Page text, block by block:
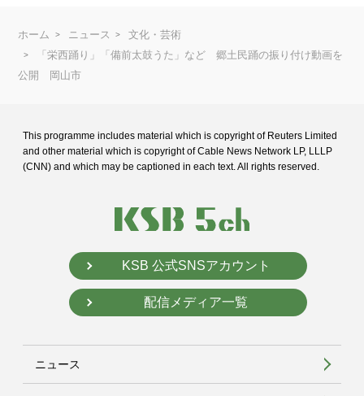
ホーム ニュース
文化・芸術
「栄西踊り」「備前太鼓うた」など 郷土民踊の振り付け動画を
公開 岡山市
This programme includes material which is copyright of Reuters Limited
and other material which is copyright of Cable News Network LP, LLLP
(CNN) and which may be captioned in each text. All rights reserved.
KSB 公式SNSアカウント
配信メディア一覧
ニュース